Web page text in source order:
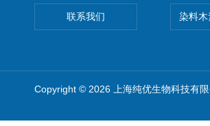
联系我们 染料
Copyright © 2026 上海纯优生物科技有